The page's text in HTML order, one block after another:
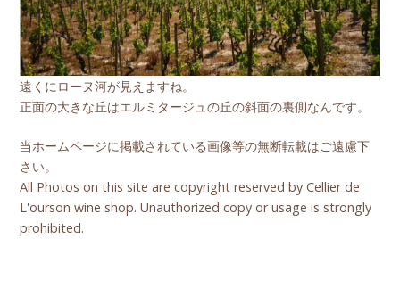
遠くにローヌ河が見えますね。
正面の大きな丘はエルミタージュの丘の斜面の裏側なんです。
当ホームページに掲載されている画像等の無断転載はご遠慮下
さい。
All Photos on this site are copyright reserved by Cellier de
L'ourson wine shop. Unauthorized copy or usage is strongly
prohibited.